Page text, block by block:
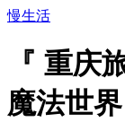
慢生活
『 重庆
魔法世界